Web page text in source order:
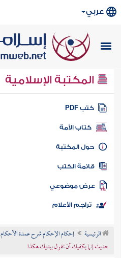
عربي
المكتبة الإسلامية
كتب PDF
كتاب الأمة
المكتبة
الكتب
موضوعي
تراجم الأعلام
الرئيسية إحكام الإحكام شرح عمدة الأحكام
حديث إنما يكفيك أن تقول بيديك هكذا